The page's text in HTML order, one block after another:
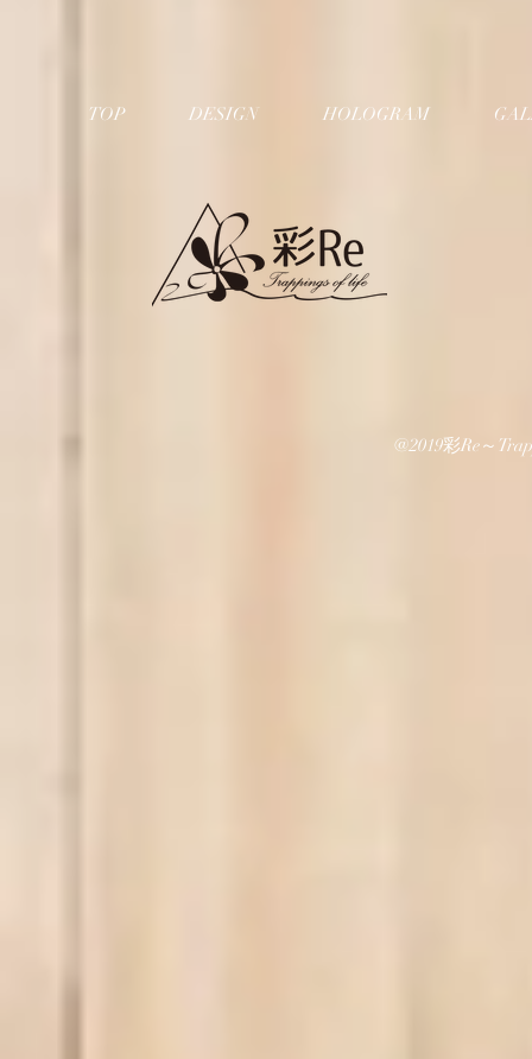
TOP DESIGN HOLOGRAM
@2019彩Re～